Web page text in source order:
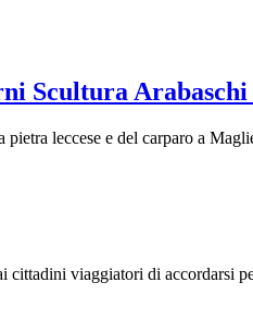
Scultura Arabaschi
pietra leccese e del carparo a
cittadini viaggiatori di accordarsi